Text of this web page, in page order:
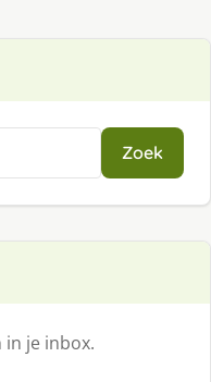
Zoek
in je inbox.